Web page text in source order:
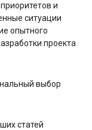
и
ситуации
опытного
проекта
выбор
статей